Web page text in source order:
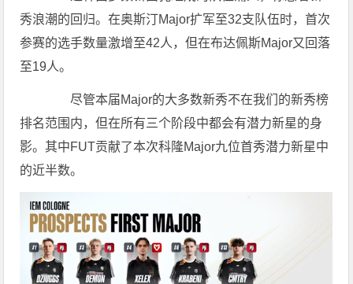
秀浪潮的回归。在奥斯汀Major扩军至32支队伍时，首次
参赛的选手数量激增至42人，但在布达佩斯Major又回落
至19人。
尽管本届Major的大多数新秀不在我们的新秀榜
排名范围内，但在所有三个阶段中都会有潜力新星的身
影。其中FUT贡献了本次科隆Major九位首秀潜力新星中
的近半数。